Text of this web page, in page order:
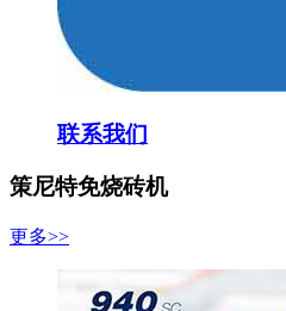
联系我们
策尼特免烧砖机
更多>>